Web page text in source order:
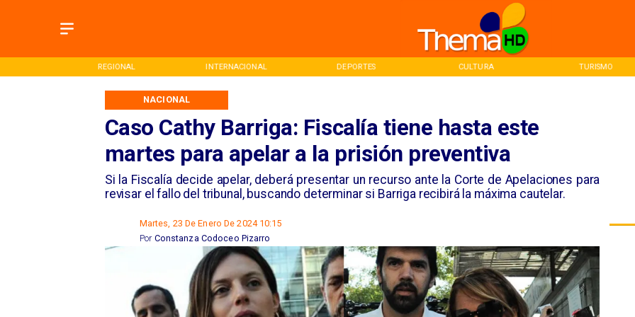
REGIONAL INTERNACIONAL DEPORTES CULTURA TURISMO
Caso Cathy Barriga: Fiscalía tiene hasta este
martes para apelar a la prisión preventiva
​Si la Fiscalía decide apelar, deberá presentar un recurso ante la Corte de Apelaciones para
revisar el fallo del tribunal, buscando determinar si Barriga recibirá la máxima cautelar.
NACIONAL
Martes, 23 De Enero De 2024 10:15
Constanza Codoceo Pizarro
Por